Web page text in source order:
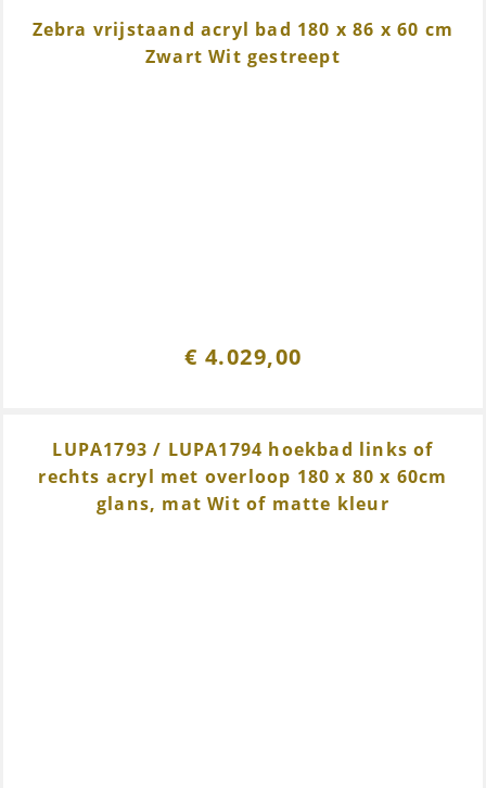
Zebra vrijstaand acryl bad 180 x 86 x 60 cm
Zwart Wit gestreept
€ 4.029,00
LUPA1793 / LUPA1794 hoekbad links of
rechts acryl met overloop 180 x 80 x 60cm
glans, mat Wit of matte kleur